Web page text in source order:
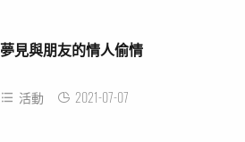
夢見與朋友的情人偷情
活動 2021-07-07